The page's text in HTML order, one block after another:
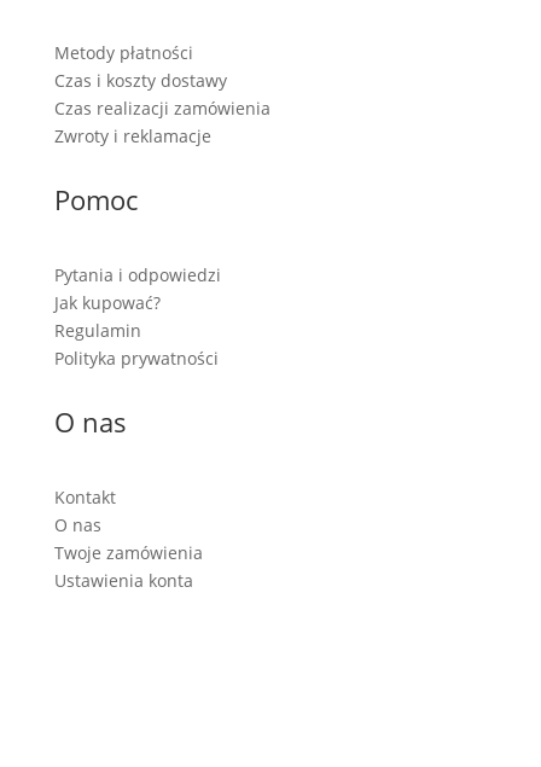
Metody płatności
Czas i koszty dostawy
Czas realizacji zamówienia
Zwroty i reklamacje
Pomoc
Pytania i odpowiedzi
Jak kupować?
Regulamin
Polityka prywatności
O nas
Kontakt
O nas
Twoje zamówienia
Ustawienia konta